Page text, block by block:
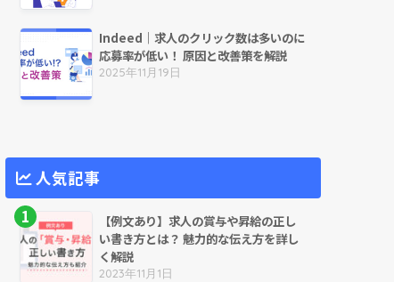
Indeed｜求人のクリック数は多いのに
応募率が低い！ 原因と改善策を解説
2025年11月19日
人気記事
【例文あり】求人の賞与や昇給の正し
い書き方とは？ 魅力的な伝え方を詳し
く解説
2023年11月1日